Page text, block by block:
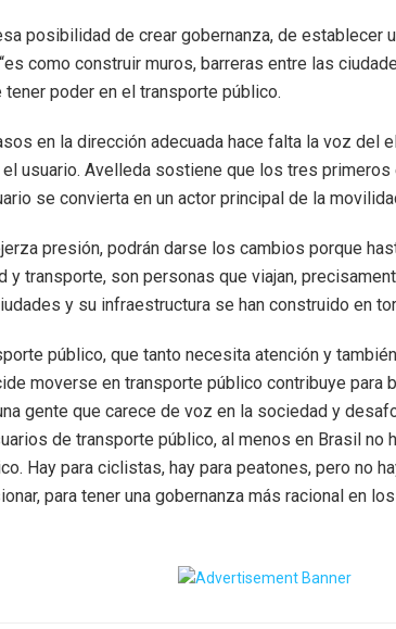
posibilidad de crear gobernanza, de establecer
como construir muros, barreras entre las
tener poder en el transporte público.
en la dirección adecuada hace falta la voz del
usuario. Avelleda sostiene que los tres
se convierta en un actor principal de la
presión, podrán darse los cambios porque
y transporte, son personas que viajan,
y su infraestructura se han construido en
público, que tanto necesita atención y
moverse en transporte público contribuye para
gente que carece de voz en la sociedad y
de transporte público, al menos en Brasil no
Hay para ciclistas, hay para peatones, pero no
para tener una gobernanza más racional en